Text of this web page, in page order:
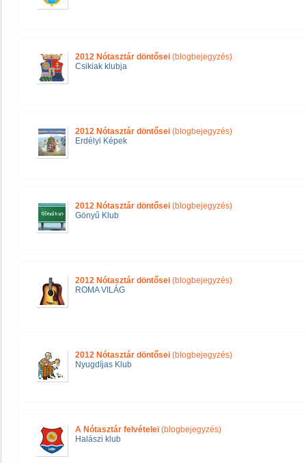
2012 Nótasztár döntősei (blogbejegyzés)
Csikiak klubja
2012 Nótasztár döntősei (blogbejegyzés)
Erdélyi Képek
2012 Nótasztár döntősei (blogbejegyzés)
Gönyű Klub
2012 Nótasztár döntősei (blogbejegyzés)
ROMA VILÁG
2012 Nótasztár döntősei (blogbejegyzés)
Nyugdíjas Klub
A Nótasztár felvételei (blogbejegyzés)
Halászi klub